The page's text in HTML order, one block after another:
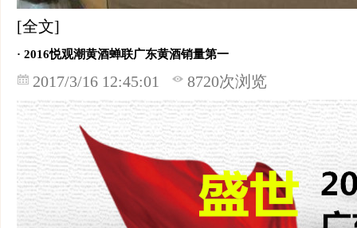
[全文]
· 2016悦观潮黄酒蝉联广东黄酒销量第一
2017/3/16 12:45:01 8720次浏览